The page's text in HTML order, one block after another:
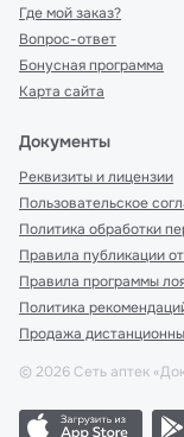
Где мой заказ?
Вопрос-ответ
Бонусная программа
Карта сайта
Документы
Реквизиты и лицензии
Пользовательское
Политика обработки
Правила публикации
Правила программы
Политика
Продажа
© 2026 Сеть аптек